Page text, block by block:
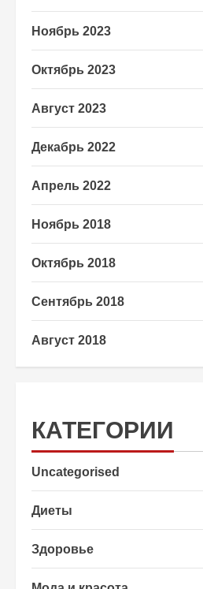
Ноябрь 2023
Октябрь 2023
Август 2023
Декабрь 2022
Апрель 2022
Ноябрь 2018
Октябрь 2018
Сентябрь 2018
Август 2018
КАТЕГОРИИ
Uncategorised
Диеты
Здоровье